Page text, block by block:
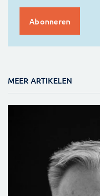
MEER ARTIKELEN